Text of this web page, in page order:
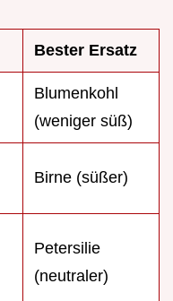
Bester Ersatz
Blumenkohl
(weniger süß)
Birne (süßer)
Petersilie
(neutraler)